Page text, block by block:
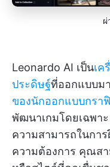
ผ่
Leonardo AI เป็นเค
ประดิษฐ์ที่ออกแบบม
ของนักออกแบบกรา
พัฒนาเกมโดยเฉพา
ความสามารถในกา
ความต้องการ คุณส